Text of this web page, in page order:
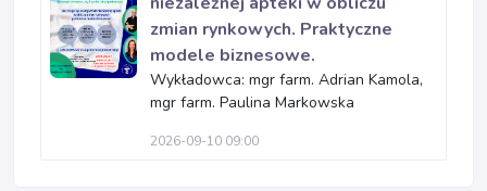
zmian rynkowych. Praktyczne
modele biznesowe.
Wykładowca: mgr farm. Adrian Kamola,
mgr farm. Paulina Markowska
2026-09-10 09:00